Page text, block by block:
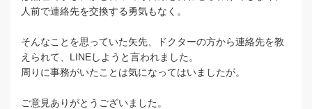
人前で連絡先を交換する勇気もなく。
そんなことを思っていた矢先、ドクターの方から連絡先を教
えられて、LINEしようと言われました。
周りに事務がいたことは気になってはいましたが。
ご意見ありがとうございました。